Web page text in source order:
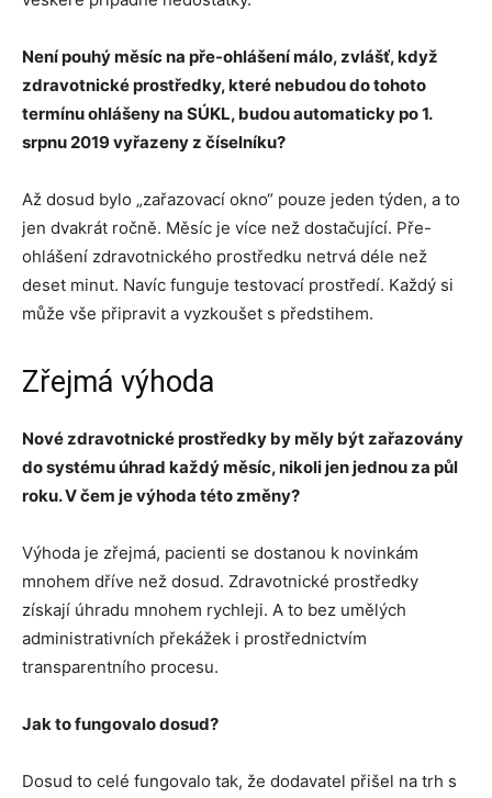
Není pouhý měsíc na pře-ohlášení málo, zvlášť, když
zdravotnické prostředky, které nebudou do tohoto
termínu ohlášeny na SÚKL, budou automaticky po 1.
srpnu 2019 vyřazeny z číselníku?
Až dosud bylo „zařazovací okno“ pouze jeden týden, a to
jen dvakrát ročně. Měsíc je více než dostačující. Pře-
ohlášení zdravotnického prostředku netrvá déle než
deset minut. Navíc funguje testovací prostředí. Každý si
může vše připravit a vyzkoušet s předstihem.
Zřejmá výhoda
Nové zdravotnické prostředky by měly být zařazovány
do systému úhrad každý měsíc, nikoli jen jednou za půl
roku. V čem je výhoda této změny?
Výhoda je zřejmá, pacienti se dostanou k novinkám
mnohem dříve než dosud. Zdravotnické prostředky
získají úhradu mnohem rychleji. A to bez umělých
administrativních překážek i prostřednictvím
transparentního procesu.
Jak to fungovalo dosud?
Dosud to celé fungovalo tak, že dodavatel přišel na trh s